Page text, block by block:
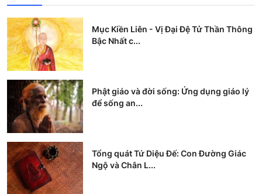
Mục Kiền Liên - Vị Đại Đệ Tử Thần Thông
Bậc Nhất c...
Phật giáo và đời sống: Ứng dụng giáo lý
để sống an...
Tổng quát Tứ Diệu Đế: Con Đường Giác
Ngộ và Chân L...